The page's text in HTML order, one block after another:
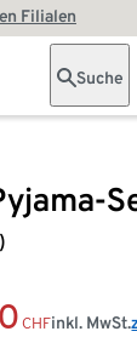
Filialen
Suche
CHFinkl. MwSt.